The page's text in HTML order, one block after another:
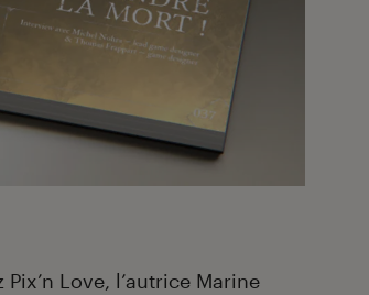
Love, l’autrice Marine